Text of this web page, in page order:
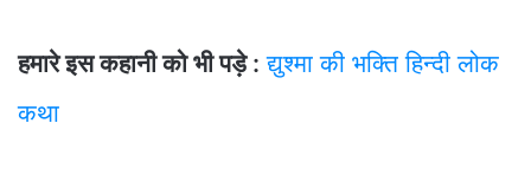
हमारे इस कहानी को भी पड़े : द्युश्मा की भक्ति हिन्दी लोक
कथा